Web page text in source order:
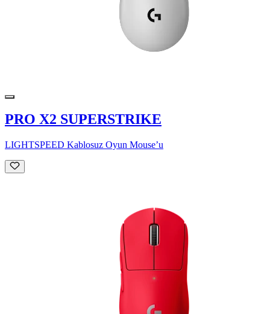
PRO X2 SUPERSTRIKE
LIGHTSPEED Kablosuz Oyun Mouse’u